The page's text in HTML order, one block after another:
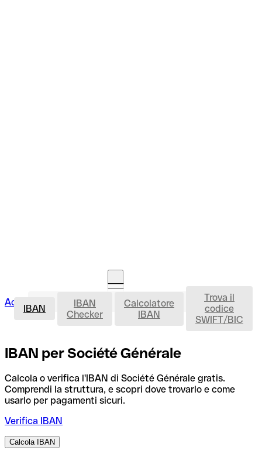
Accedi Avvia la procedura IBAN
IBAN
IBAN
Checker
Calcolatore
IBAN
Trova il
codice
SWIFT/BIC
IBAN per Société Générale
Calcola o verifica l'IBAN di Société Générale gratis.
Comprendi la struttura, e scopri dove trovarlo e come
usarlo per pagamenti sicuri.
Verifica IBAN
Calcola IBAN